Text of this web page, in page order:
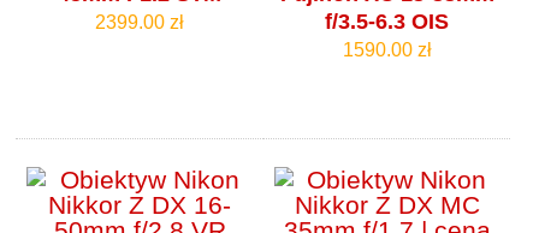
2399.00 zł
f/3.5-6.3 OIS
1590.00 zł